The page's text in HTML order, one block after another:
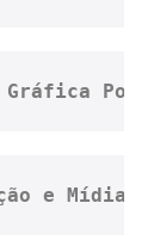
e Mídia